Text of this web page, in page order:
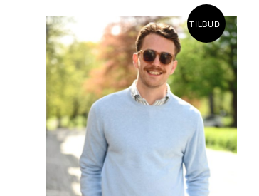
800.00.
KR900.00.
TILBUD!